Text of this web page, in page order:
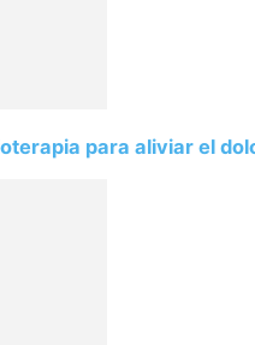
para aliviar el